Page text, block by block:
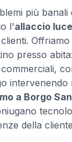
più banali
l'allaccio luce
presso
intervenendo
a Borgo
della